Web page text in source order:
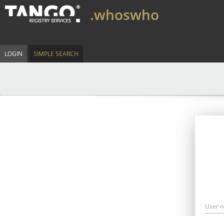
.whoswho
LOGIN SIMPLE SEARCH
User